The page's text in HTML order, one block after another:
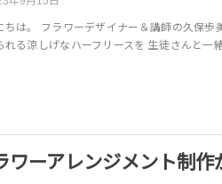
ちは。 フラワーデザイナー＆講師の久保
れる涼しげなハーフリースを 生徒さんと
ワーアレンジメント制